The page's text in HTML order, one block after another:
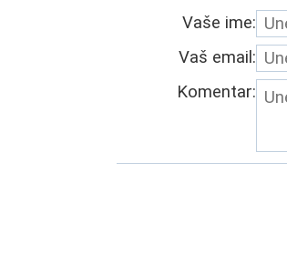
Vaše ime:
Vaš email:
Komentar: